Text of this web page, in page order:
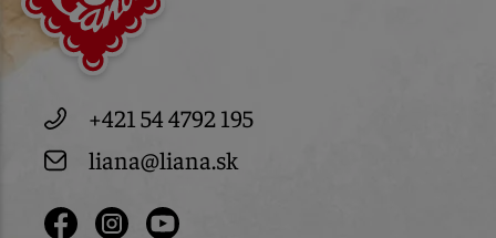
+421 54 4792 195
liana@liana.sk